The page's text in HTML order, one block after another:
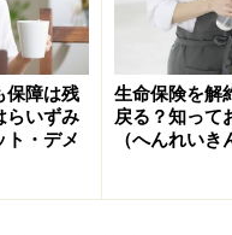
といえます。どうせ払
れをできるだけ安くす
り、「払うお金に稼い
これは、株式や投資信
本が目減りするリスクの
保障は残
らいずみ
ト・デメ
生命保険を解
戻る？知って
（へんれい